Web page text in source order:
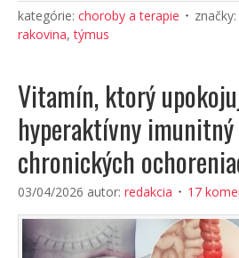
kategórie: choroby a terapie značky:
rakovina,týmus
Vitamín, ktorý
hyperaktívny
chronických
03/04/2026 autor: redakcia 17